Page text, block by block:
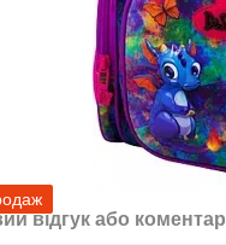
відгук або коментар